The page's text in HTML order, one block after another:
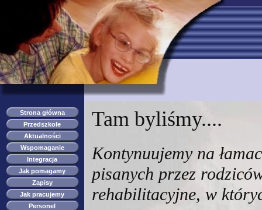
Strona główna
Przedszkole
Aktualności
Wspomaganie
Integracja
Jak pomagamy
Zapisy
Jak pracujemy
Personel
Tam byliśmy....
Kontynuujemy na
pisanych przez
rehabilitacyjne, w